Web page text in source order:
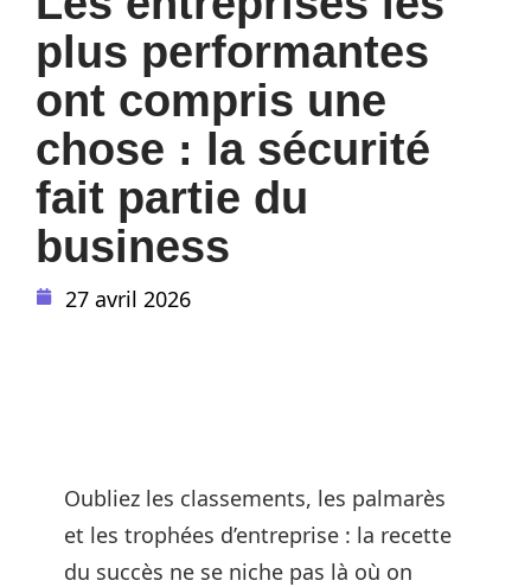
plus performantes
ont compris une
chose : la sécurité
fait partie du
business
27 avril 2026
Oubliez les classements, les palmarès
et les trophées d’entreprise : la recette
du succès ne se niche pas là où on